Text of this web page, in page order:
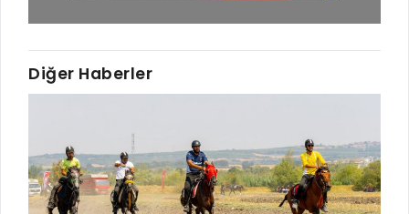
Diğer Haberler